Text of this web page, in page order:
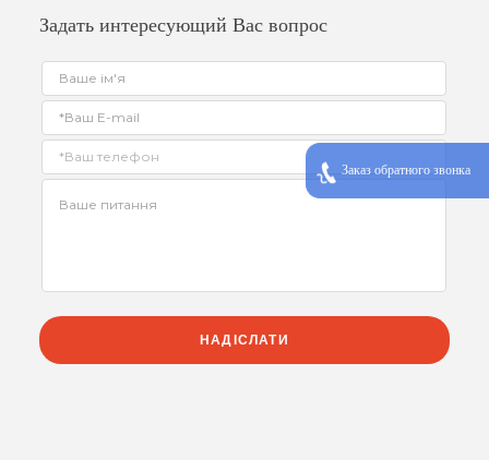
Заказ обратного звонка
Задать интересующий Вас вопрос